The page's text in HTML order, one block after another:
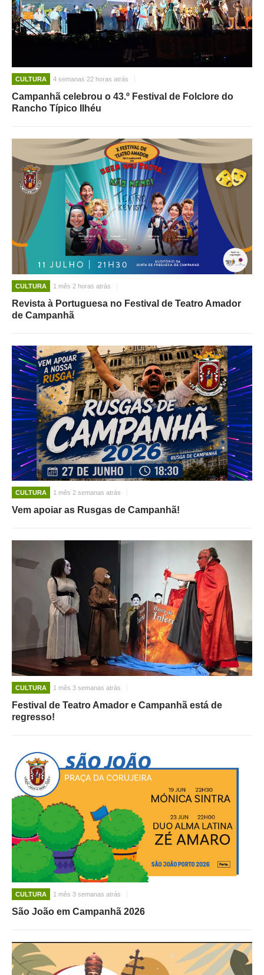
CULTURA 4 semanas 22 horas atrás
Campanhã celebrou o 43.º Festival de Folclore do
Rancho Típico Ilhéu
CULTURA 1 mês 2 horas atrás
Revista à Portuguesa no Festival de Teatro Amador
de Campanhã
CULTURA 1 mês 2 semanas atrás
Vem apoiar as Rusgas de Campanhã!
CULTURA 1 mês 3 semanas atrás
Festival de Teatro Amador e Campanhã está de
regresso!
CULTURA 1 mês 3 semanas atrás
São João em Campanhã 2026